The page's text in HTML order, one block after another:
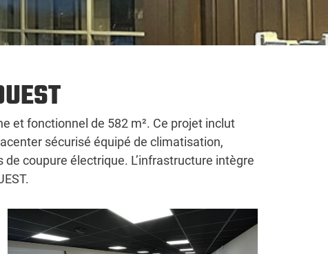
et fonctionnel de 582 m². Ce projet inclut
sécurisé équipé de climatisation,
coupure électrique. L’infrastructure intègre